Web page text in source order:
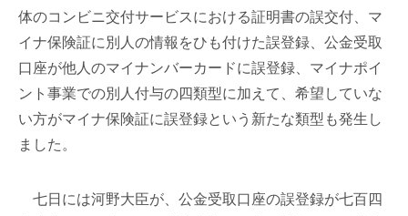
体のコンビニ交付サービスにおける証明書の誤交付、マ
イナ保険証に別人の情報をひも付けた誤登録、公金受取
口座が他人のマイナンバーカードに誤登録、マイナポイ
ント事業での別人付与の四類型に加えて、希望していな
い方がマイナ保険証に誤登録という新たな類型も発生し
ました。
七日には河野大臣が、公金受取口座の誤登録が七百四